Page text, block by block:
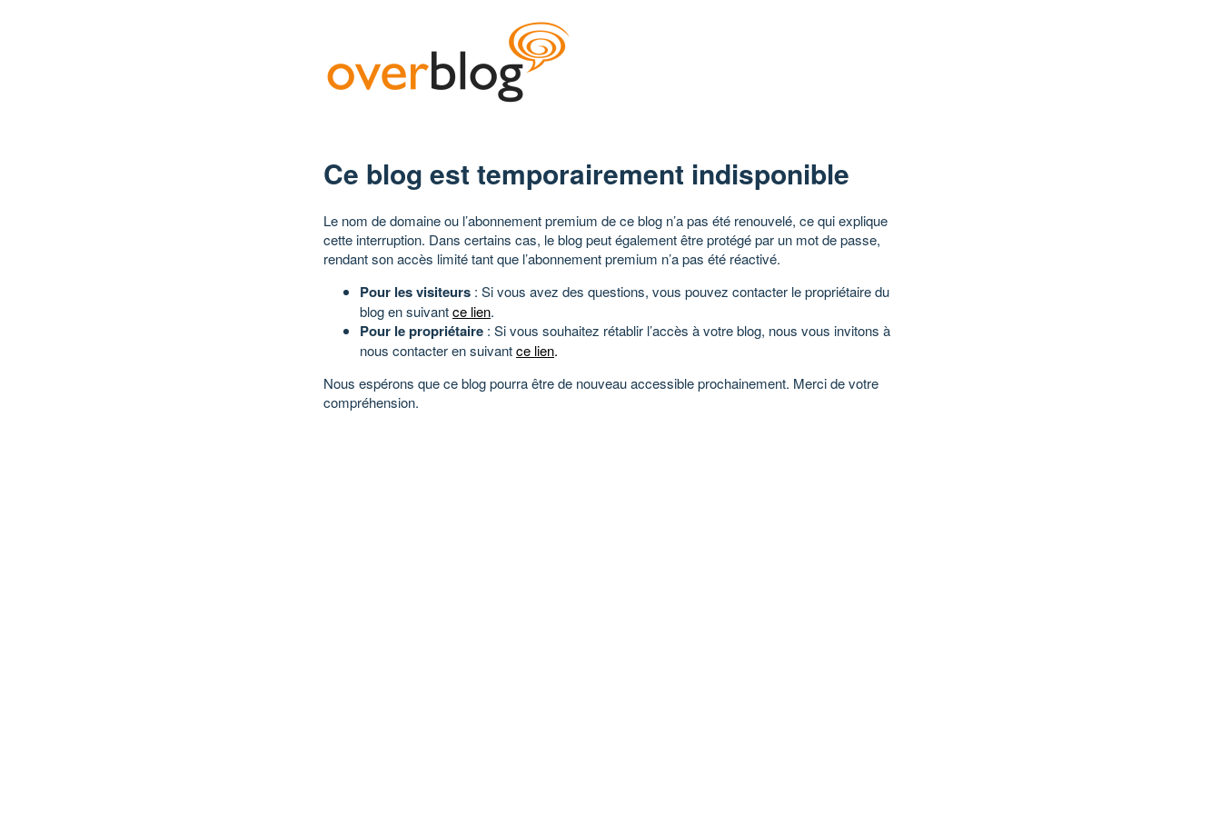
Ce blog est temporairement indisponible
Le nom de domaine ou l’abonnement premium de ce blog n’a pas été renouvelé, ce qui explique
cette interruption. Dans certains cas, le blog peut également être protégé par un mot de passe,
rendant son accès limité tant que l’abonnement premium n’a pas été réactivé.
Pour les visiteurs : Si vous avez des questions, vous pouvez contacter le propriétaire du
blog en suivantce lien.
Pour le propriétaire : Si vous souhaitez rétablir l’accès à votre blog, nous vous invitons à
nous contacter en suivantce lien.
Nous espérons que ce blog pourra être de nouveau accessible prochainement. Merci de votre
compréhension.